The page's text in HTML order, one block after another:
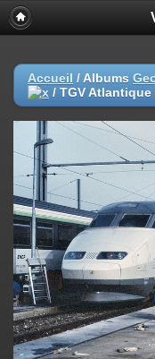
Accueil / Albums
/ TGV Atlantique